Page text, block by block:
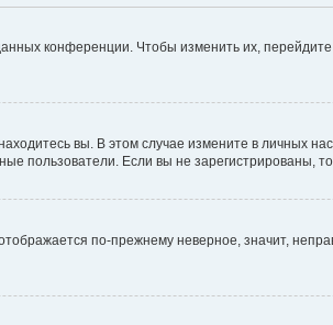
конференции. Чтобы изменить их, перейдите
вы. В этом случае измените в личных
пользователи. Если вы не зарегистрированы,
по-прежнему неверное, значит,